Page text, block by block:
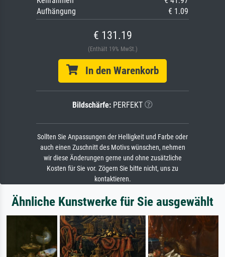
Aufhängung
€ 1.09
€ 131.19
(Enthält 19% MwSt.)
In den Warenkorb
Bildschärfe: PERFEKT
Sollten Sie Anpassungen der Helligkeit und Farbe oder
auch einen Zuschnitt des Motivs wünschen, nehmen
wir diese Änderungen gerne und ohne zusätzliche
Kosten für Sie vor. Zögern Sie bitte nicht, uns zu
kontaktieren.
Ähnliche Kunstwerke für Sie ausgewählt